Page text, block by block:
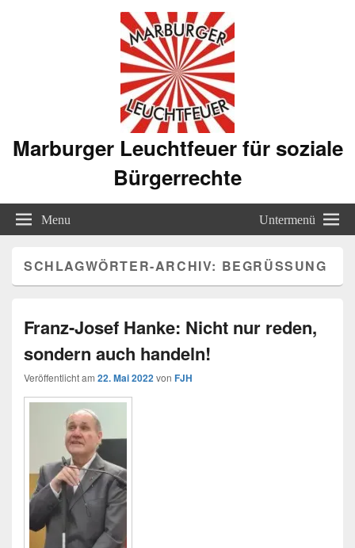
Marburger Leuchtfeuer für soziale
Bürgerrechte
Menu Untermenü
SCHLAGWÖRTER-ARCHIV: BEGRÜSSUNG
Franz-Josef Hanke: Nicht nur reden,
sondern auch handeln!
Veröffentlicht am 22. Mai 2022von FJH